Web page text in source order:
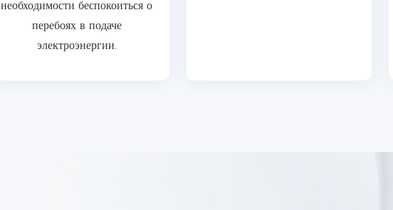
необходимости беспокоиться о
перебоях в подаче
электроэнергии.